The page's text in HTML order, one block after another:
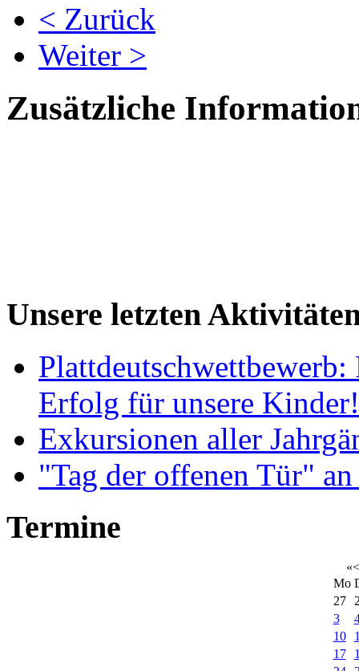
< Zurück
Weiter >
Zusätzliche
Unsere letzten
Erfolg für unsere Kinder!
Exkursionen aller
"Tag der offenen Tür"
Termine
«<
Mo
27
3
10
17